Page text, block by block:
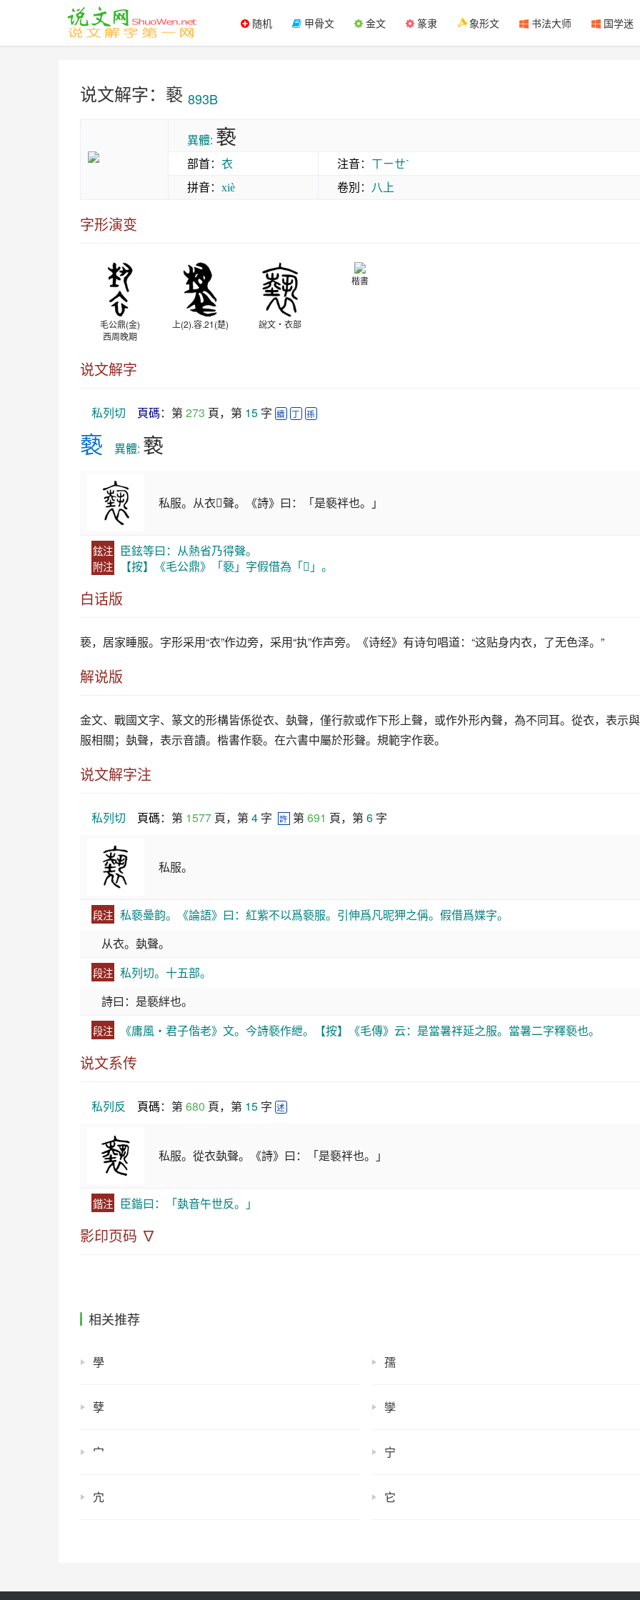
随机 甲骨文 金文 篆隶 象形文 书法大师 国学迷
说文解字：褻 893B
異體: 䙝
部首： 衣 注音： ㄒㄧㄝˋ
拼音： xiè 卷別： 八上
字形演变
毛公鼎(金)
西周晚期
上(2).容.21(楚) 說文‧衣部
楷書
说文解字
私列切 頁碼：第 273 頁，第 15 字 續 丁 孫
褻 異體: 䙝
私服。从衣𡎐聲。《詩》曰：「是褻袢也。」
鉉注 臣鉉等曰：从熱省乃得聲。
附注 【按】《毛公鼎》「褻」字假借為「𣊓」。
白话版
亵，居家睡服。字形采用“衣”作边旁，采用“执”作声旁。《诗经》有诗句唱道：“这贴身内衣，了无色泽。”
解说版
金文、戰國文字、篆文的形構皆係從衣、埶聲，僅行款或作下形上聲，或作外形內聲，為不同耳。從衣，表示
服相關；埶聲，表示音讀。楷書作褻。在六書中屬於形聲。規範字作亵。
说文解字注
私列切 頁碼：第 1577 頁，第 4 字 許 第 691 頁，第 6 字
私服。
段注 私褻㬪韵。《論語》曰：紅紫不以爲褻服。引伸爲凡昵狎之偁。假借爲媟字。
从衣。埶聲。
段注 私列切。十五部。
詩曰：是褻絆也。
段注 《庸風・君子偕老》文。今詩褻作紲。【按】《毛傳》云：是當暑袢延之服。當暑二字釋褻也。
说文系传
私列反 頁碼：第 680 頁，第 15 字 述
私服。從衣埶聲。《詩》曰：「是褻袢也。」
鍇注 臣鍇曰：「埶音午世反。」
影印页码 ∇
相关推荐
學 孺
孽 孿
宀 宁
宂 它